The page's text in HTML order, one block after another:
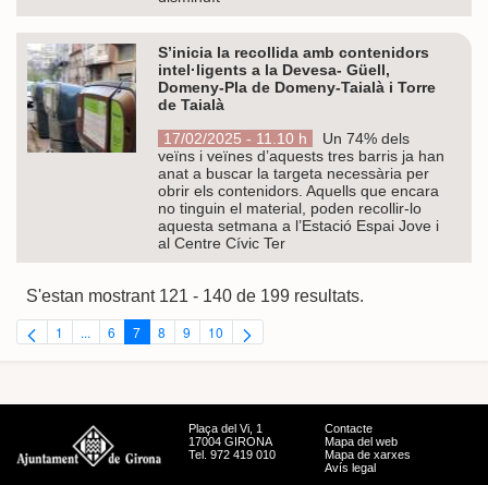
S’inicia la recollida amb contenidors
intel·ligents a la Devesa- Güell,
Domeny-Pla de Domeny-Taialà i Torre
de Taialà
17/02/2025 - 11.10 h
Un 74% dels
veïns i veïnes d’aquests tres barris ja han
anat a buscar la targeta necessària per
obrir els contenidors. Aquells que encara
no tinguin el material, poden recollir-lo
aquesta setmana a l’Estació Espai Jove i
al Centre Cívic Ter
S'estan mostrant 121 - 140 de 199 resultats.
Pàgina
1 ...Pàgines intermèdies Utilitzeu TAB per navegar.
Pàgina
6 Pàgina
7 Pàgina
8 Pàgina
9 Pàgina
10
Plaça del Vi, 1
17004 GIRONA
Tel. 972 419 010
Contacte
Mapa del web
Mapa de xarxes
Avís legal